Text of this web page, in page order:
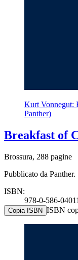
Kurt Vonnegut:
Panther)
Breakfast of
Brossura, 288 pagine
Pubblicato da Panther.
ISBN:
978-0-586-
Copia ISBN ISBN